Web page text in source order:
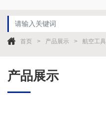
首页 产品展示 航空工具
产品展示